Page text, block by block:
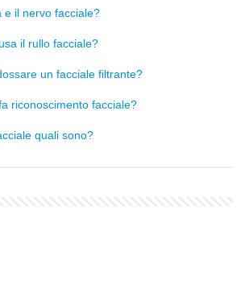
e il nervo facciale?
il rullo facciale?
un facciale filtrante?
riconoscimento facciale?
quali sono?